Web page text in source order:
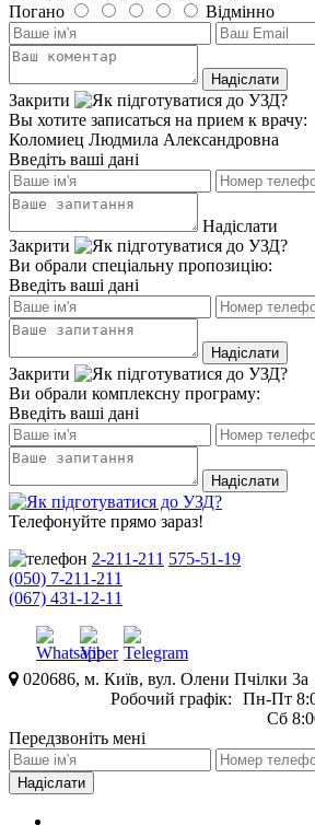
Погано
Відмінно
Закрити
Вы хотите записаться на прием к врачу:
Коломиец Людмила Александровна
Введіть ваші дані
Надіслати
Закрити
Ви обрали спеціальну пропозицію:
Введіть ваші дані
Закрити
Ви обрали комплексну програму:
Введіть ваші дані
Телефонуйте прямо зараз!
2-211-211 575-51-19
(050) 7-211-211
(067) 431-12-11
020686, м. Київ, вул. Олени Пчілки 3а
Робочий графік:
Пн-Пт
Сб
Передзвоніть мені